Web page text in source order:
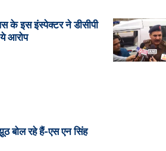
के इस इंस्पेक्टर ने डीसीपी
आरोप
बोल रहे हैं-एस एन सिंह